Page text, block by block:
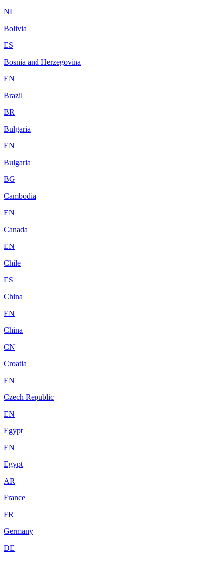
NL
Bolivia
ES
Bosnia and Herzegovina
EN
Brazil
BR
Bulgaria
EN
Bulgaria
BG
Cambodia
EN
Canada
EN
Chile
ES
China
EN
China
CN
Croatia
EN
Czech Republic
EN
Egypt
EN
Egypt
AR
France
FR
Germany
DE